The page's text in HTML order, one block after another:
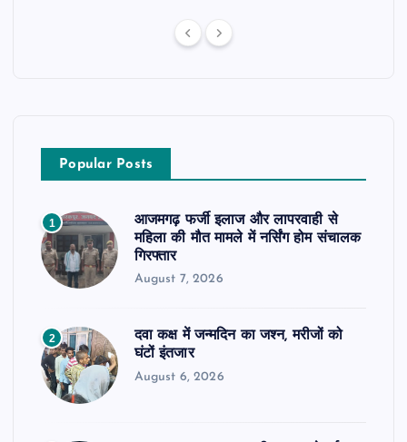
Popular Posts
1
आजमगढ़ फर्जी इलाज और लापरवाही से
महिला की मौत मामले में नर्सिंग होम संचालक
गिरफ्तार
August 7, 2026
2
दवा कक्ष में जन्मदिन का जश्न, मरीजों को
घंटों इंतजार
August 6, 2026